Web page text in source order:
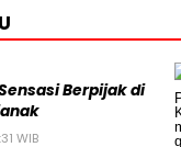
Berpijak di
WIB